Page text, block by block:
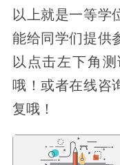
以上就是一等学
能给同学们提供
以点击左下角
哦！或者在线咨
复哦！